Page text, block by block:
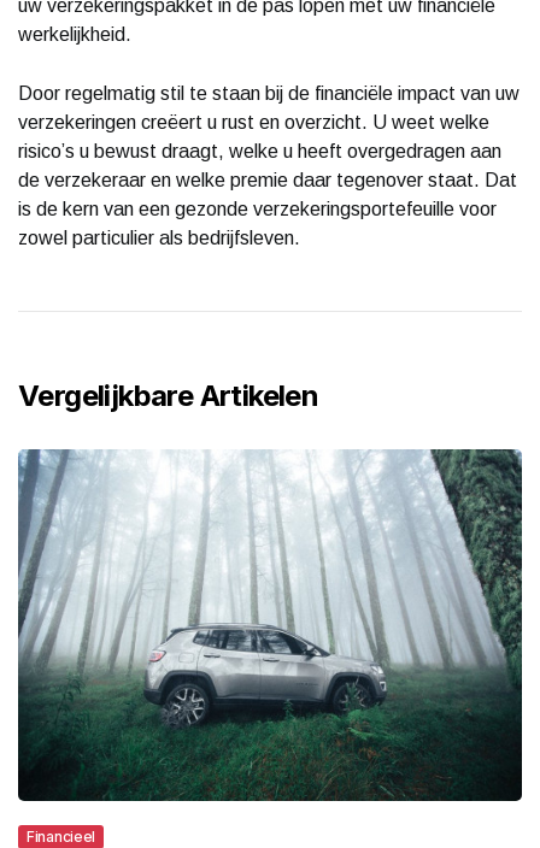
uw verzekeringspakket in de pas lopen met uw financiële
werkelijkheid.
Door regelmatig stil te staan bij de financiële impact van uw
verzekeringen creëert u rust en overzicht. U weet welke
risico’s u bewust draagt, welke u heeft overgedragen aan
de verzekeraar en welke premie daar tegenover staat. Dat
is de kern van een gezonde verzekeringsportefeuille voor
zowel particulier als bedrijfsleven.
Vergelijkbare Artikelen
Financieel